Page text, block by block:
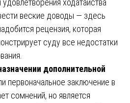
ходатайства
веские доводы — здесь
рецензия, которая
суду все недостатки
дополнительной
первоначальное заключение в
сомнений, но является